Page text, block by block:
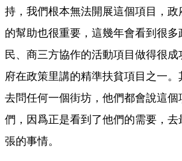
持，我們根本無法開展這個項目，
的幫助也很重要，這幾年會看到很多
民、商三方協作的活動項目做得很
府在政策里講的精準扶貧項目之一。
去問任何一個街坊，他們都會說這
們，因爲正是看到了他們的需要，去
張的事情。